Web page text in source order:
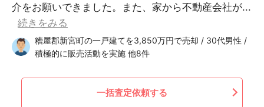
介をお願いできました。また、家から不動産会社が...
続きをみる
糟屋郡新宮町の一戸建てを3,850万円で売却 / 30代男性 /
積極的に販売活動を実施 他8件
一括査定依頼する